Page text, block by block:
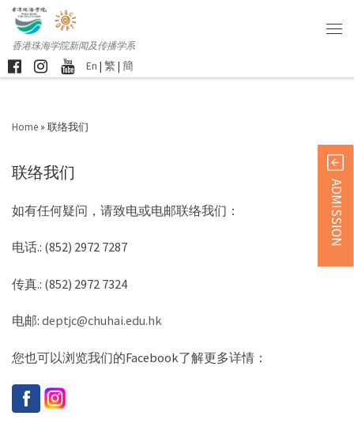
香港珠海学院新闻及传播学系
En | 繁 | 簡
Home » 联络我们
联络我们
如有任何疑问，请致电或电邮联络我们：
电话.: (852) 2972 7287
传真.: (852) 2972 7324
电邮: deptjc@chuhai.edu.hk
您也可以浏览我们的Facebook了解更多详情：
ADMISSION